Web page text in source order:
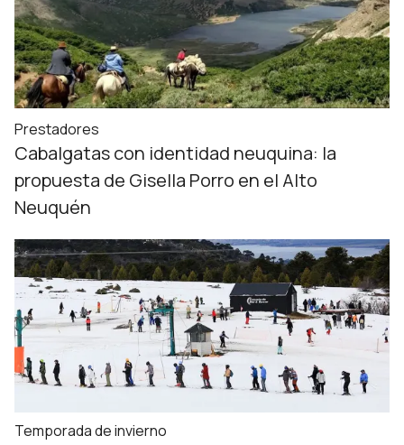
Prestadores
Cabalgatas con identidad neuquina: la
propuesta de Gisella Porro en el Alto
Neuquén
Temporada de invierno